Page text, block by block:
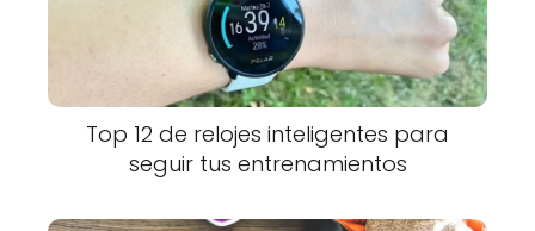
Top 12 de relojes inteligentes para
seguir tus entrenamientos